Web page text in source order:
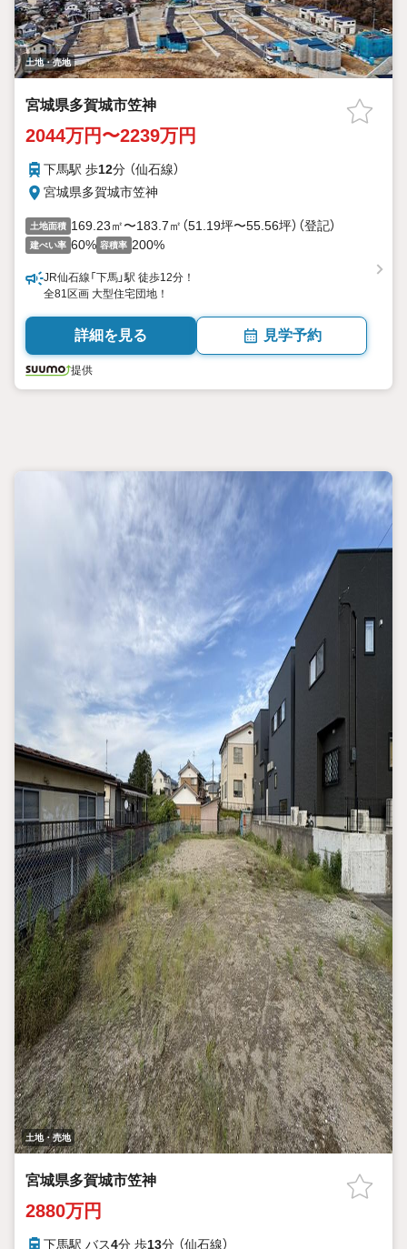
土地・売地
宮城県多賀城市笠神
2044万円〜2239万円
下馬駅 歩12分 （仙石線）
宮城県多賀城市笠神
土地面積 169.23㎡〜183.7㎡（51.19坪〜55.56坪）（登記）
建ぺい率 60% 容積率 200%
JR仙石線「下馬」駅 徒歩12分！
全81区画 大型住宅団地！
詳細を見る 見学予約
提供
土地・売地
宮城県多賀城市笠神
2880万円
下馬駅 バス4分 歩13分 （仙石線）